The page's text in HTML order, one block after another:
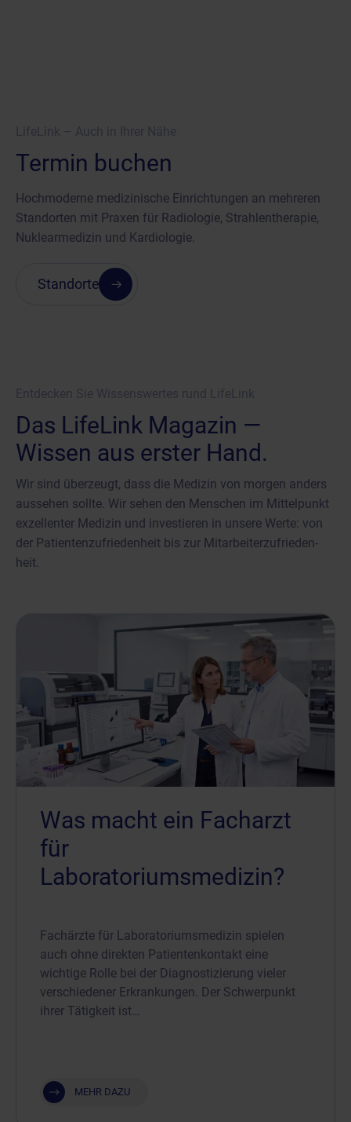
Termin buchen
Hochmoderne medizinische Einrichtungen an mehreren
Standorten mit Praxen für Radiologie, Strahlentherapie,
Nuklearmedizin und Kardiologie.
Standorte
Das LifeLink Magazin —
Wissen aus erster Hand.
Wir sind überzeugt, dass die Medizin von morgen anders
aussehen sollte. Wir sehen den Menschen im Mittelpunkt
exzellenter Medizin und investieren in unsere Werte: von
der Patienten­zufrieden­heit bis zur Mitarbeiter­zufrieden­
heit.
Was macht ein Facharzt
für
Laboratoriumsmedizin?
Fachärzte für Laboratoriumsmedizin spielen
auch ohne direkten Patientenkontakt eine
wichtige Rolle bei der Diagnostizierung vieler
verschiedener Erkrankungen. Der Schwerpunkt
ihrer Tätigkeit ist…
MEHR DAZU